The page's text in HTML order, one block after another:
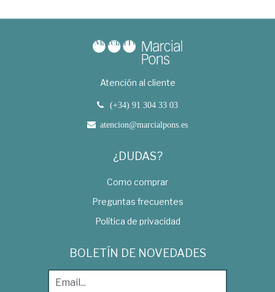
Atención al cliente
(+34) 91 304 33 03
atencion@marcialpons.es
¿DUDAS?
Como comprar
Preguntas frecuentes
Política de privacidad
BOLETÍN DE NOVEDADES